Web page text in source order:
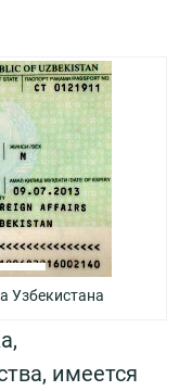
Узбекистана
имеется